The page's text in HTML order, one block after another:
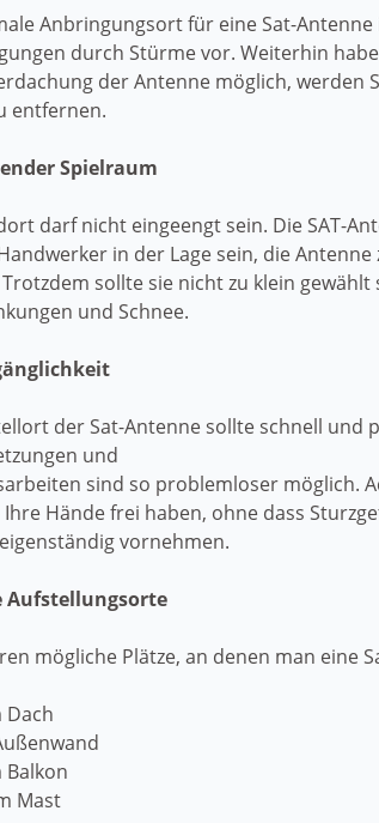
Anbringungsort für eine Sat-
durch Stürme vor. Weiterhin
der Antenne möglich, werden
entfernen.
Spielraum
darf nicht eingeengt sein. Die SAT-
in der Lage sein, die
sollte sie nicht zu klein
und Schnee.
der Sat-Antenne sollte schnell
und
sind so problemloser möglich.
Ihre Hände frei haben, ohne dass
vornehmen.
Aufstellungsorte
mögliche Plätze, an denen man eine
Dach
Balkon
Mast